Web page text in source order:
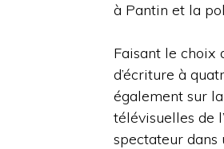
à Pantin et la
Faisant le choix
d’écriture à
également sur
télévisuelles de
spectateur dans